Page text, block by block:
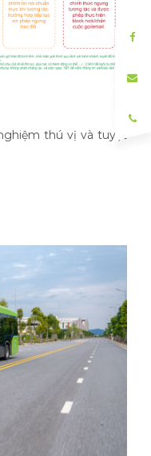
thú vị và tuyệt